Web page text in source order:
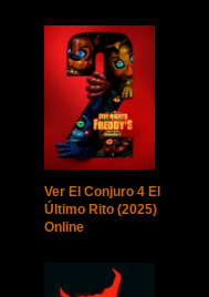
Ver El Conjuro 4 El
Último Rito (2025)
Online